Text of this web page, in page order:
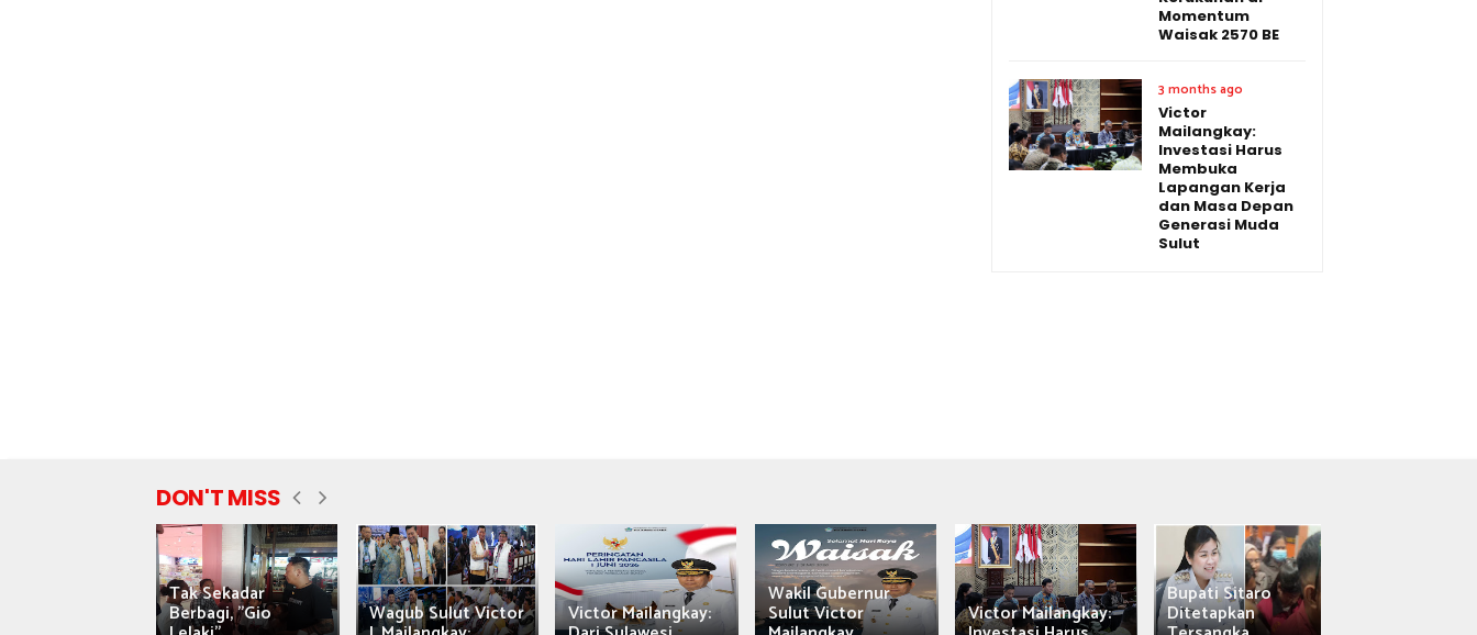
Momentum
Waisak 2570 BE
3 months ago
Victor
Mailangkay:
Investasi Harus
Membuka
Lapangan Kerja
dan Masa Depan
Generasi Muda
Sulut
DON'T MISS
Tak Sekadar
Berbagi, "Gio Wagub Sulut Victor Victor Mailangkay:
Wakil Gubernur
Sulut Victor Victor Mailangkay:
Bupati Sitaro
Ditetapkan